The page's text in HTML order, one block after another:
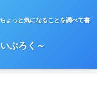
ょっと気になることを調べて書
ぶろく～